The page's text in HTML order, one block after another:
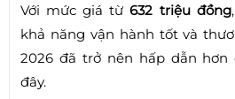
Với mức giá từ632 triệu đồng
khả năng vận hành tốt và
2026 đã trở nên hấp dẫn hơn
đây.